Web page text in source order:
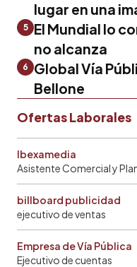
lugar en una
5
El Mundial lo
no alcanza
6
Global Vía
Bellone
Ofertas Laborales
Ibexamedia
Asistente Comercial y
billboard publicidad
ejecutivo de ventas
Empresa de Vía Pública
Ejecutivo de cuentas